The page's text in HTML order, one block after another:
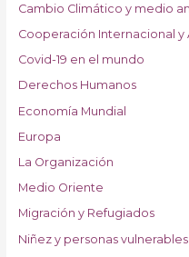
Cambio Climático y medio
Cooperación Internacional y
Covid-19 en el mundo
Derechos Humanos
Economía Mundial
Europa
La Organización
Medio Oriente
Migración y Refugiados
Niñez y personas vulnerables